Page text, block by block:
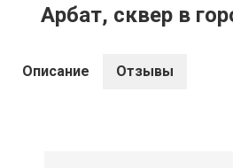
Арбат, сквер в
Описание Отзывы